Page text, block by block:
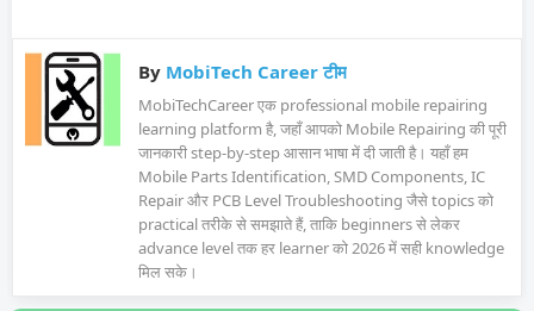
By MobiTech Career टीम
MobiTechCareer एक professional mobile repairing
learning platform है, जहाँ आपको Mobile Repairing की पूरी
जानकारी step-by-step आसान भाषा में दी जाती है। यहाँ हम
Mobile Parts Identification, SMD Components, IC
Repair और PCB Level Troubleshooting जैसे topics को
practical तरीके से समझाते हैं, ताकि beginners से लेकर
advance level तक हर learner को 2026 में सही knowledge
मिल सके।